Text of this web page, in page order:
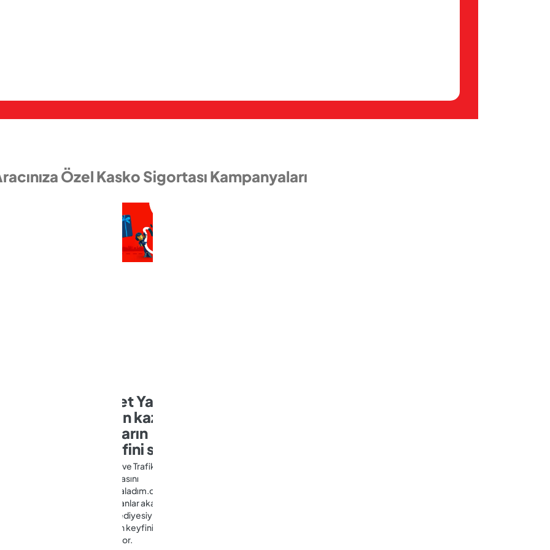
Özel Kasko Sigortası Kampanyaları
Opet Yakıt
puan kazan,
yolların
keyfini sür!
Kasko ve Trafik
Sigortasını
sigortaladım.com’dan
yaptıranlar akaryakıt
kod hediyesiyle
yolların keyfini
çıkarıyor.